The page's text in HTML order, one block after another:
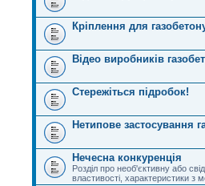
Кріплення для
Відео виробників
Стережіться підробок!
Нетипове застосування
Нечесна конкуренція
Розділ про необ'єктивну або
властивості, характеристики з